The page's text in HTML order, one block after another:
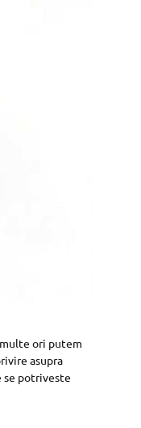
ori putem
asupra
se potriveste